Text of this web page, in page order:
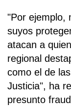
"Por ejemplo,
suyos
atacan a
regional
como el de
Justicia", ha
presunto